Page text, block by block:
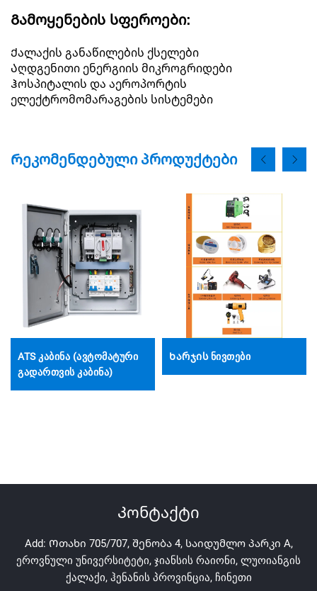
Გამოყენების სფეროები:
Ქალაქის განაწილების ქსელები
Აღდგენითი ენერგიის მიკროგრიდები
Ჰოსპიტალის და აეროპორტის
ელექტრომომარაგების სისტემები
Რეკომენდებული პროდუქტები
ATS კაბინა (ავტომატური
გადართვის კაბინა)
Ხარჯის ნივთები
Კონტაქტი
Add: Ოთახი 705/707, შენობა 4, საიდუმლო პარკი A,
ეროვნული უნივერსიტეტი, ჯიანსის რაიონი, ლუოიანგის
ქალაქი, ჰენანის პროვინცია, ჩინეთი